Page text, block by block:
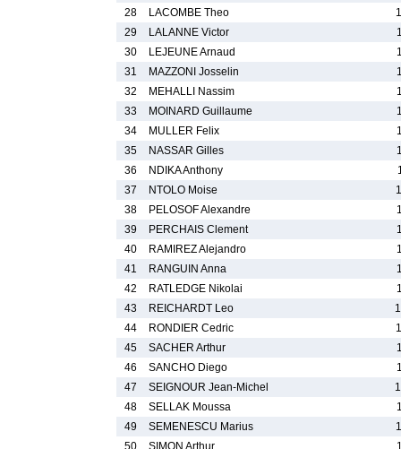
28
LACOMBE Theo
29
LALANNE Victor
30
LEJEUNE Arnaud
31
MAZZONI Josselin
32
MEHALLI Nassim
33
MOINARD Guillaume
34
MULLER Felix
35
NASSAR Gilles
36
NDIKA Anthony
37
NTOLO Moise
38
PELOSOF Alexandre
39
PERCHAIS Clement
40
RAMIREZ Alejandro
41
RANGUIN Anna
42
RATLEDGE Nikolai
43
REICHARDT Leo
44
RONDIER Cedric
45
SACHER Arthur
46
SANCHO Diego
47
SEIGNOUR Jean-Michel
48
SELLAK Moussa
49
SEMENESCU Marius
50
SIMON Arthur